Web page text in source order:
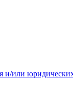
и/или